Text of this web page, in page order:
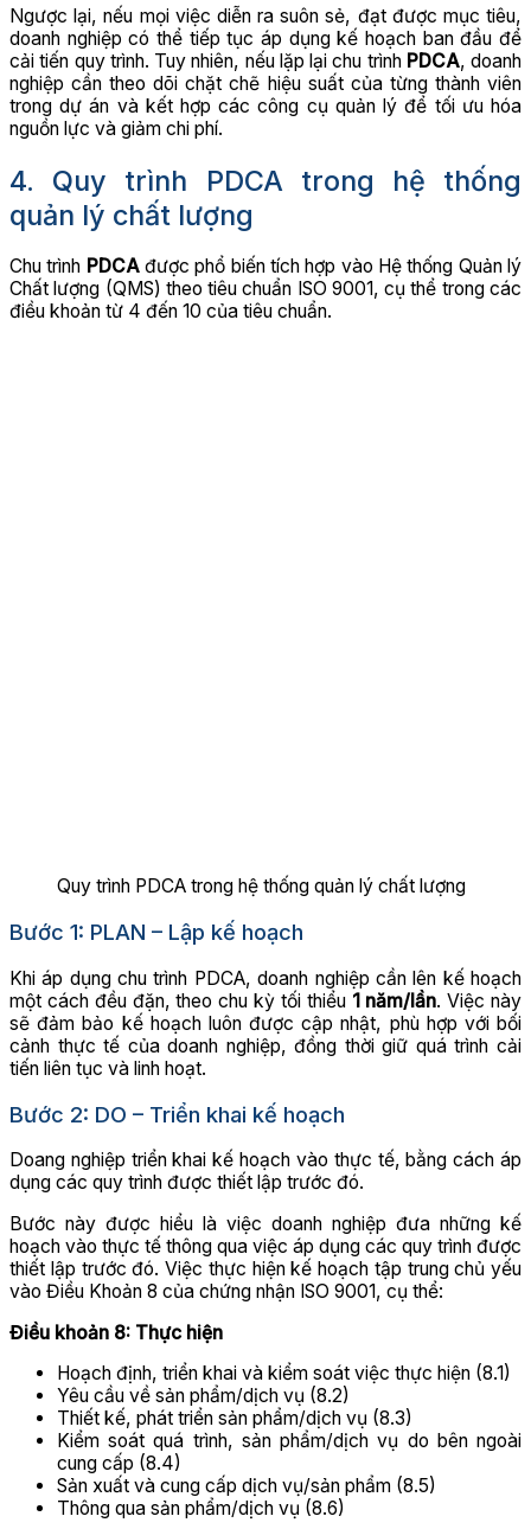
Ngược lại, nếu mọi việc diễn ra suôn sẻ, đạt được mục tiêu,
doanh nghiệp có thể tiếp tục áp dụng kế hoạch ban đầu để
cải tiến quy trình. Tuy nhiên, nếu lặp lại chu trình PDCA, doanh
nghiệp cần theo dõi chặt chẽ hiệu suất của từng thành viên
trong dự án và kết hợp các công cụ quản lý để tối ưu hóa
nguồn lực và giảm chi phí.
4. Quy trình PDCA trong hệ thống
quản lý chất lượng
Chu trình PDCAđược phổ biến tích hợp vào Hệ thống Quản lý
Chất lượng (QMS) theo tiêu chuẩn ISO 9001, cụ thể trong các
điều khoản từ 4 đến 10 của tiêu chuẩn.
Quy trình PDCA trong hệ thống quản lý chất lượng
Bước 1: PLAN – Lập kế hoạch
Khi áp dụng chu trình PDCA, doanh nghiệp cần lên kế hoạch
một cách đều đặn, theo chu kỳ tối thiểu 1 năm/lần. Việc này
sẽ đảm bảo kế hoạch luôn được cập nhật, phù hợp với bối
cảnh thực tế của doanh nghiệp, đồng thời giữ quá trình cải
tiến liên tục và linh hoạt.
Bước 2: DO – Triển khai kế hoạch
Doang nghiệp triển khai kế hoạch vào thực tế, bằng cách áp
dụng các quy trình được thiết lập trước đó.
Bước này được hiểu là việc doanh nghiệp đưa những kế
hoạch vào thực tế thông qua việc áp dụng các quy trình được
thiết lập trước đó. Việc thực hiện kế hoạch tập trung chủ yếu
vào Điều Khoản 8 của chứng nhận ISO 9001, cụ thể:
Điều khoản 8: Thực hiện
Hoạch định, triển khai và kiểm soát việc thực hiện (8.1)
Yêu cầu về sản phẩm/dịch vụ (8.2)
Thiết kế, phát triển sản phẩm/dịch vụ (8.3)
Kiểm soát quá trình, sản phẩm/dịch vụ do bên ngoài
cung cấp (8.4)
Sản xuất và cung cấp dịch vụ/sản phẩm (8.5)
Thông qua sản phẩm/dịch vụ (8.6)